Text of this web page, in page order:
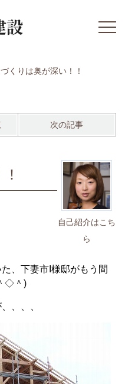
くりは奥が深い！！
次の記事
自己紹介はこち
ら
、下妻市I様邸がもう間
◇＾)
、、、